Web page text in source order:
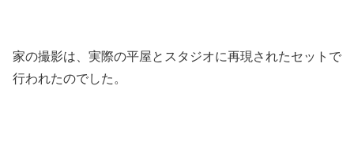
家の撮影は、実際の平屋とスタジオに再現されたセットで
行われたのでした。